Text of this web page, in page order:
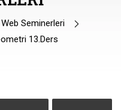
Seminerleri
13.Ders